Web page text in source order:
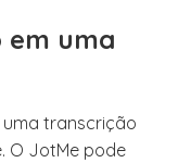
em uma
uma transcrição
O JotMe pode